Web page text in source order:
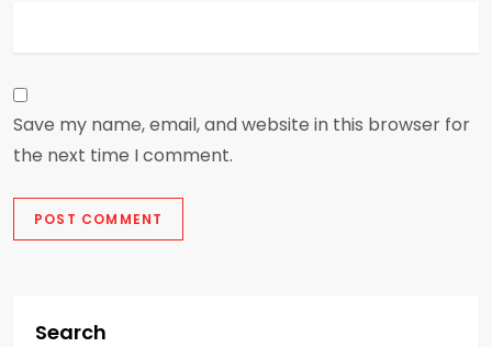
Save my name, email, and website in this browser for
the next time I comment.
Search